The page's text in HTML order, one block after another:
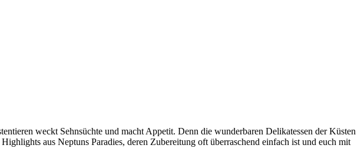
weckt Sehnsüchte und macht Appetit. Denn die wunderbaren Delikatessen der Küsten
aus Neptuns Paradies, deren Zubereitung oft überraschend einfach ist und euch mit